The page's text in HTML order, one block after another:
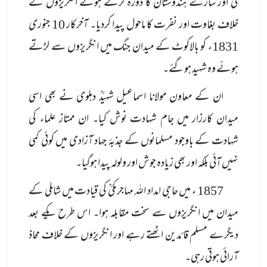
خلاف بغاوت اور نفرت کا ماحول پیدا کردیا۔ آخرکار 10 جنوری
1831ء کو بالاکوٹ کے میدان جنگ میں انگریزوں سے لڑتے
ہوئے وہ شہید ہوگئے۔
ان کے معاون مولانا اسماعیل شہیدؒ دہلوی نے بھی اسی
میدان کارزار میں جام شہادت نوش کیا۔ ان ممتاز علماء کی
شہادت کے باوجود مسلمانوں کے جذبۂ جہاد آزادی میں کوئی کمی
نہیں آئی بلکہ اور بھی زیادہ جوش اور ولولہ پیدا ہوگیا۔
1857 ء میں حاجی امداد اللہ مہاجر مکیؒ کی قیادت میں شاملی کے
میدان میں انگریزوں سے سخت مقابلہ ہوا۔ اس طرح یکے بعد
دیگرے مسلم قائدین اٹھتے رہے اور انگریزوں کے خلاف محاذ
آرائی ہوتی رہی۔